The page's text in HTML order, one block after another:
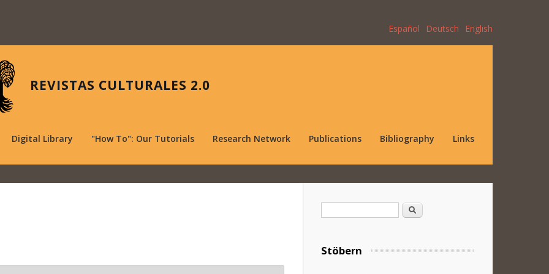
Español Deutsch English
REVISTAS CULTURALES 2.0
Digital Library "How To": Our Tutorials Research Network Publications Bibliography Links
Search
Stöbern